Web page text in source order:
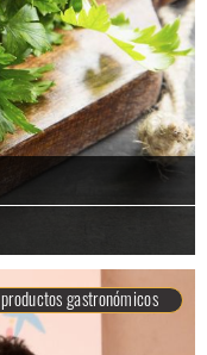
productos gastronómicos